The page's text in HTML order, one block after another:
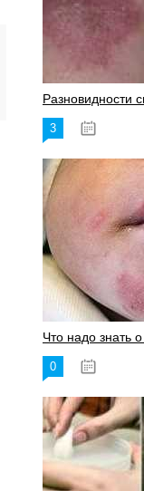
Разновидности
3
Что надо знать
0